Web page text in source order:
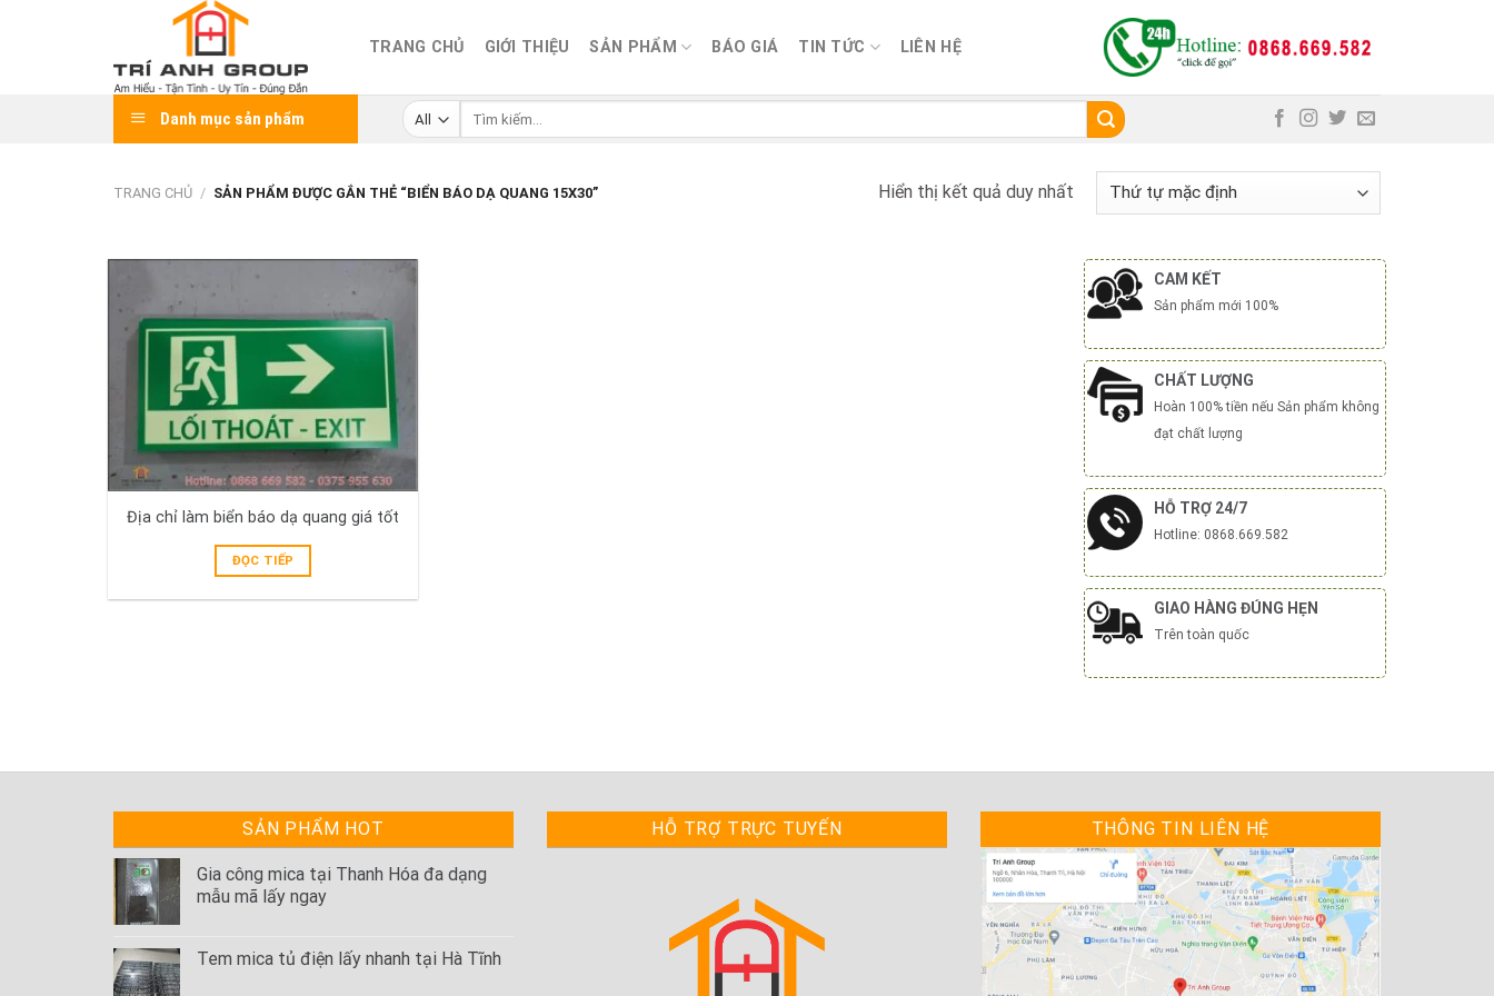
TRANG CHỦ GIỚI THIỆU SẢN PHẨM BÁO GIÁ TIN TỨC LIÊN HỆ
Danh mục sản phẩm
TRANG CHỦ / SẢN PHẨM ĐƯỢC GẮN THẺ “BIỂN BÁO DẠ QUANG 15X30” Hiển thị kết quả duy nhất
Địa chỉ làm biển báo dạ quang giá tốt
ĐỌC TIẾP
CAM KẾT
Sản phẩm mới 100%
CHẤT LƯỢNG
Hoàn 100% tiền nếu Sản phẩm không
đạt chất lượng
HỖ TRỢ 24/7
Hotline: 0868.669.582
GIAO HÀNG ĐÚNG HẸN
Trên toàn quốc
SẢN PHẨM HOT
Gia công mica tại Thanh Hóa đa dạng
mẫu mã lấy ngay
Tem mica tủ điện lấy nhanh tại Hà Tĩnh
HỖ TRỢ TRỰC TUYẾN THÔNG TIN LIÊN HỆ